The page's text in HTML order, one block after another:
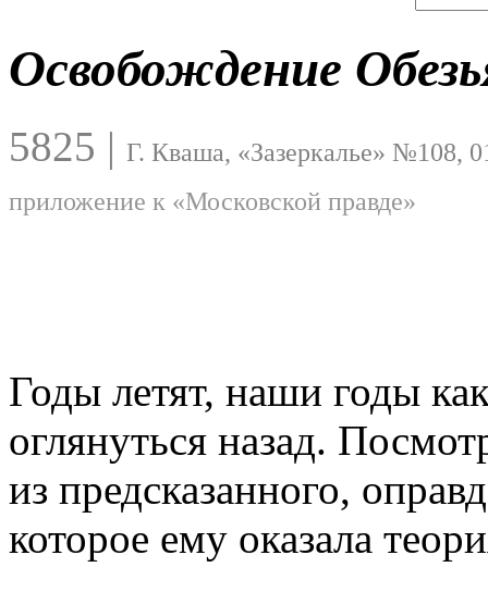
Освобождение
5825 | Г. Кваша, «Зазеркалье» №108,
приложение к «Московской правде»
Годы летят, наши годы
оглянуться назад.
из предсказанного,
которое ему оказала